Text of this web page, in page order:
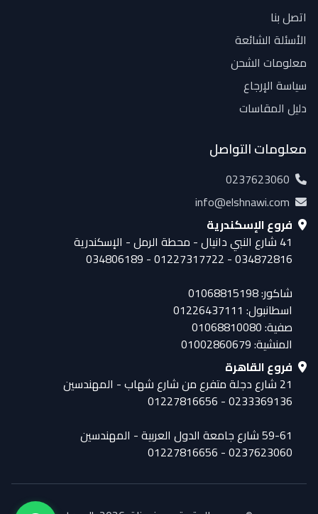
اتصل بنا
الأسئلة الشائعة
معلومات الشحن
سياسة الإرجاع
دليل المقاسات
معلومات التواصل
0237623060
info@elshnawi.com
فروع الإسكندرية
41 شارع النبي دانيال - محطة الرمل - الإسكندرية
034872816 - 01227317722 - 034806189
شاكور: 01068815198
اسطانبول: 01226437111
صفية: 01068810080
المنشية: 01002860679
فروع القاهرة
21 شارع دجلة متفرع من شارع شهاب - المهندسين
0233369136 - 01227816656
59-61 شارع جامعة الدول العربية - المهندسين
0237623060 - 01227816656